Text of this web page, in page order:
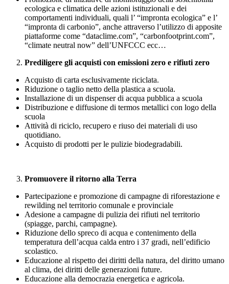
ecologica e climatica delle azioni istituzionali e dei
comportamenti individuali, quali l’ “impronta ecologica” e l’
“impronta di carbonio”, anche attraverso l’utilizzo di apposite
piattaforme come “dataclime.com”, “carbonfootprint.com”,
“climate neutral now” dell’UNFCCC ecc…
Prediligere gli acquisti con emissioni zero e rifiuti zero
Acquisto di carta esclusivamente riciclata.
Riduzione o taglio netto della plastica a scuola.
Installazione di un dispenser di acqua pubblica a scuola
Distribuzione e diffusione di termos metallici con logo della
scuola
Attività di riciclo, recupero e riuso dei materiali di uso
quotidiano.
Acquisto di prodotti per le pulizie biodegradabili.
Promuovere il ritorno alla Terra
Partecipazione e promozione di campagne di riforestazione e
rewilding nel territorio comunale e provinciale
Adesione a campagne di pulizia dei rifiuti nel territorio
(spiagge, parchi, campagne).
Riduzione dello spreco di acqua e contenimento della
temperatura dell’acqua calda entro i 37 gradi, nell’edificio
scolastico.
Educazione al rispetto dei diritti della natura, del diritto umano
al clima, dei diritti delle generazioni future.
Educazione alla democrazia energetica e agricola.